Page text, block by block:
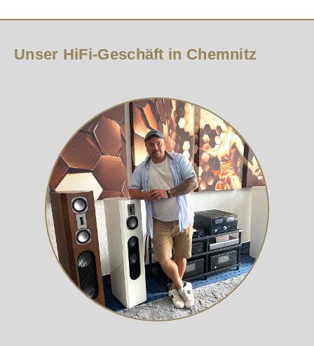
Unser HiFi-Geschäft in Chemnitz